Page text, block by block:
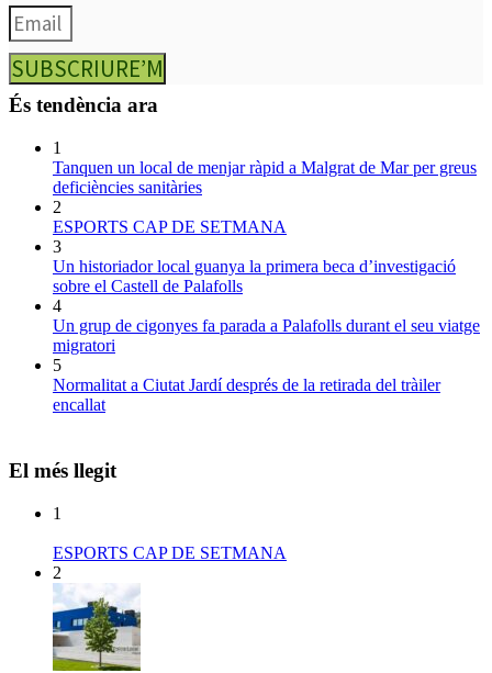
SUBSCRIURE’M
És tendència ara
1
Tanquen un local de menjar ràpid a Malgrat de Mar per greus
deficiències sanitàries
2
ESPORTS CAP DE SETMANA
3
Un historiador local guanya la primera beca d’investigació
sobre el Castell de Palafolls
4
Un grup de cigonyes fa parada a Palafolls durant el seu viatge
migratori
5
Normalitat a Ciutat Jardí després de la retirada del tràiler
encallat
El més llegit
1
ESPORTS CAP DE SETMANA
2